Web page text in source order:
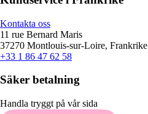
Kontakta oss
11 rue Bernard Maris
37270 Montlouis-sur-Loire, Frankrike
+33 1 86 47 62 58
Säker betalning
Handla tryggt på vår sida